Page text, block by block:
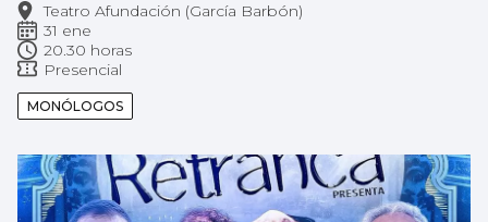
Teatro Afundación (García Barbón)
31 ene
20.30 horas
Presencial
MONÓLOGOS